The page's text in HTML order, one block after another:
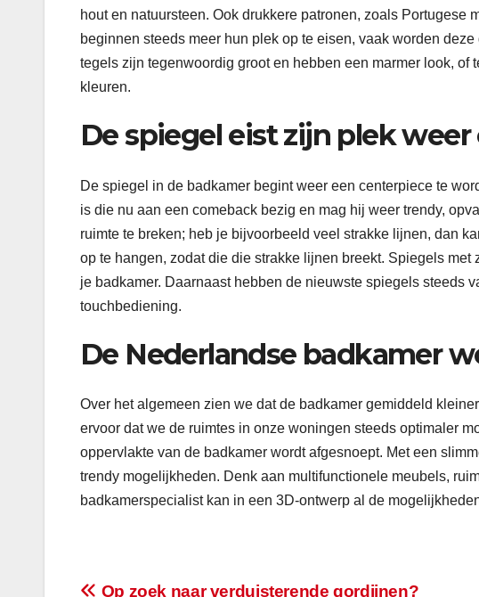
hout en natuursteen. Ook drukkere patronen, zoals
beginnen steeds meer hun plek op te eisen, vaak worden
tegels zijn tegenwoordig groot en hebben een marmer look,
kleuren.
De spiegel eist zijn plek weer
De spiegel in de badkamer begint weer een centerpiece te
is die nu aan een comeback bezig en mag hij weer trendy,
ruimte te breken; heb je bijvoorbeeld veel strakke lijnen, dan
op te hangen, zodat die die strakke lijnen breekt. Spiegels
je badkamer. Daarnaast hebben de nieuwste spiegels steeds
touchbediening.
De Nederlandse badkamer
Over het algemeen zien we dat de badkamer gemiddeld
ervoor dat we de ruimtes in onze woningen steeds optimaler
oppervlakte van de badkamer wordt afgesnoept. Met een
trendy mogelijkheden. Denk aan multifunctionele meubels,
badkamerspecialist kan in een 3D-ontwerp al de
Op zoek naar verduisterende gordijnen?